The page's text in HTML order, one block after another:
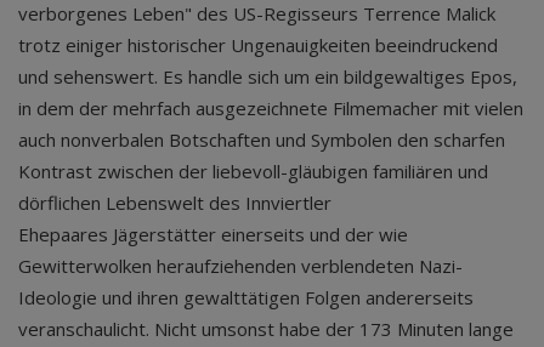
verborgenes Leben" des US-Regisseurs Terrence Malick
trotz einiger historischer Ungenauigkeiten beeindruckend
und sehenswert. Es handle sich um ein bildgewaltiges Epos,
in dem der mehrfach ausgezeichnete Filmemacher mit vielen
auch nonverbalen Botschaften und Symbolen den scharfen
Kontrast zwischen der liebevoll-gläubigen familiären und
dörflichen Lebenswelt des Innviertler
Ehepaares Jägerstätter einerseits und der wie
Gewitterwolken heraufziehenden verblendeten Nazi-
Ideologie und ihren gewalttätigen Folgen andererseits
veranschaulicht. Nicht umsonst habe der 173 Minuten lange